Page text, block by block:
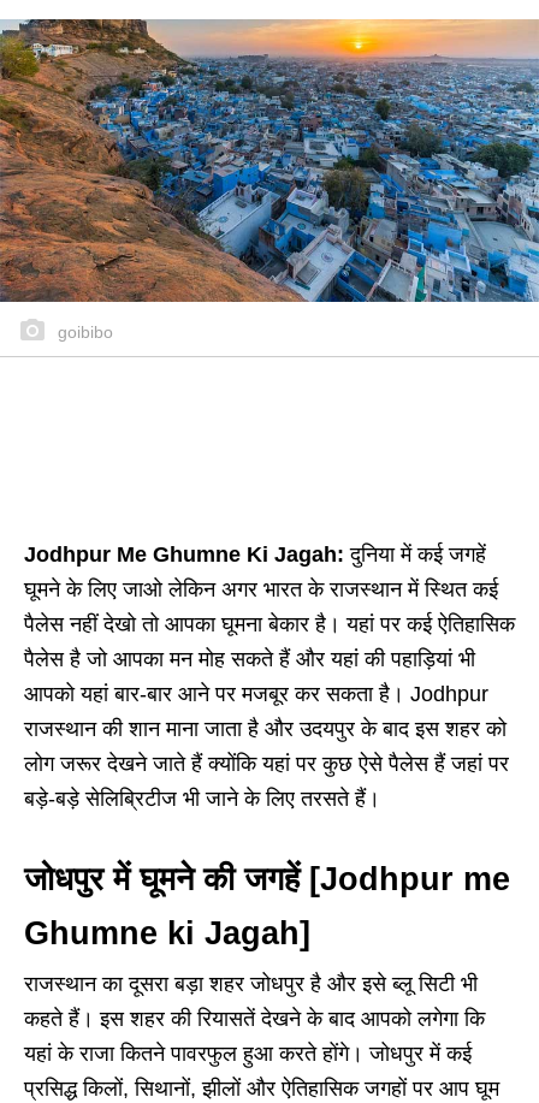
goibibo
Jodhpur Me Ghumne Ki Jagah: दुनिया में कई जगहें
घूमने के लिए जाओ लेकिन अगर भारत के राजस्थान में स्थित कई
पैलेस नहीं देखो तो आपका घूमना बेकार है। यहां पर कई ऐतिहासिक
पैलेस है जो आपका मन मोह सकते हैं और यहां की पहाड़ियां भी
आपको यहां बार-बार आने पर मजबूर कर सकता है। Jodhpur
राजस्थान की शान माना जाता है और उदयपुर के बाद इस शहर को
लोग जरूर देखने जाते हैं क्योंकि यहां पर कुछ ऐसे पैलेस हैं जहां पर
बड़े-बड़े सेलिब्रिटीज भी जाने के लिए तरसते हैं।
जोधपुर में घूमने की जगहें [Jodhpur me
Ghumne ki Jagah]
राजस्थान का दूसरा बड़ा शहर जोधपुर है और इसे ब्लू सिटी भी
कहते हैं। इस शहर की रियासतें देखने के बाद आपको लगेगा कि
यहां के राजा कितने पावरफुल हुआ करते होंगे। जोधपुर में कई
प्रसिद्ध किलों, सिथानों, झीलों और ऐतिहासिक जगहों पर आप घूम